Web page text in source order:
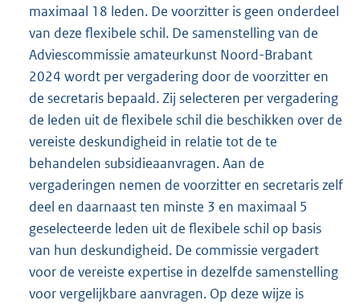
maximaal 18 leden. De voorzitter is geen onderdeel
van deze flexibele schil. De samenstelling van de
Adviescommissie amateurkunst Noord-Brabant
2024 wordt per vergadering door de voorzitter en
de secretaris bepaald. Zij selecteren per vergadering
de leden uit de flexibele schil die beschikken over de
vereiste deskundigheid in relatie tot de te
behandelen subsidieaanvragen. Aan de
vergaderingen nemen de voorzitter en secretaris zelf
deel en daarnaast ten minste 3 en maximaal 5
geselecteerde leden uit de flexibele schil op basis
van hun deskundigheid. De commissie vergadert
voor de vereiste expertise in dezelfde samenstelling
voor vergelijkbare aanvragen. Op deze wijze is